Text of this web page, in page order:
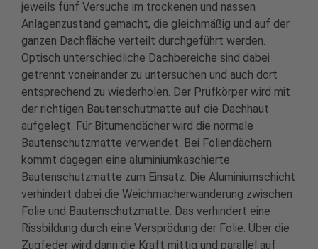
jeweils fünf Versuche im trockenen und nassen
Anlagenzustand gemacht, die gleichmäßig und auf der
ganzen Dachfläche verteilt durchgeführt werden.
Optisch unterschiedliche Dachbereiche sind dabei
getrennt voneinander zu untersuchen und auch dort
entsprechend zu wiederholen. Der Prüfkörper wird mit
der richtigen Bautenschutmatte auf die Dachhaut
aufgelegt. Für Bitumendächer wird die normale
Bautenschutzmatte verwendet. Bei Foliendächern
kommt dagegen eine aluminiumkaschierte
Bautenschutzmatte zum Einsatz. Die Aluminiumschicht
verhindert dabei die Weichmacherwanderung zwischen
Folie und Bautenschutzmatte. Das verhindert eine
Rissbildung durch eine Versprödung der Folie. Über die
Zugfeder wird dann die Kraft mittig und parallel auf